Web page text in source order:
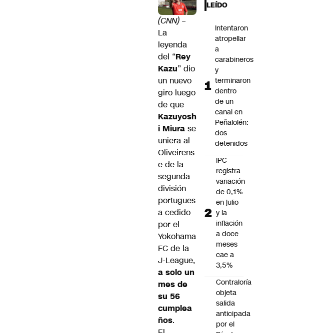
(CNN) –
La
leyenda
del “Rey
Kazu” dio
un nuevo
giro luego
de que
Kazuyosh
i Miura se
uniera al
Oliveirens
e de la
segunda
división
portugues
a cedido
por el
Yokohama
FC de la
J-League,
a solo un
mes de
su 56
cumplea
ños.
LEÍDO
Intentaron
atropellar
a
carabineros
y
terminaron
dentro
de un
canal en
Peñalolén:
dos
detenidos
IPC
registra
variación
de 0,1%
en julio
y la
inflación
a doce
meses
cae a
3,5%
Contraloría
objeta
salida
anticipada
por el